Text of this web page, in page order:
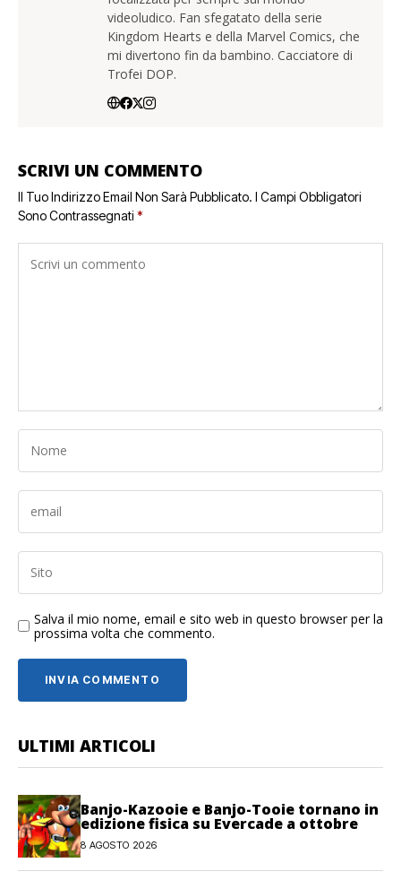
videoludico. Fan sfegatato della serie
Kingdom Hearts e della Marvel Comics, che
mi divertono fin da bambino. Cacciatore di
Trofei DOP.
SCRIVI UN COMMENTO
Il Tuo Indirizzo Email Non Sarà Pubblicato. I Campi Obbligatori
Sono Contrassegnati *
Salva il mio nome, email e sito web in questo browser per la
prossima volta che commento.
ULTIMI ARTICOLI
Banjo-Kazooie e Banjo-Tooie tornano in
edizione fisica su Evercade a ottobre
8 AGOSTO 2026